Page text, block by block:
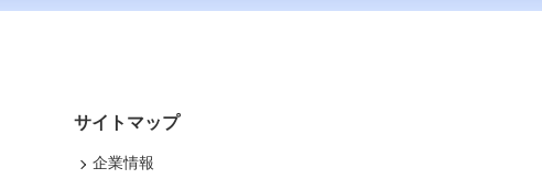
サイトマップ
企業情報